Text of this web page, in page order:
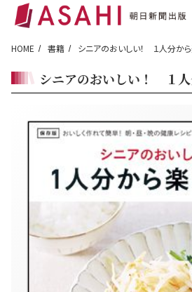
HOME 書籍 シニアのおいしい！ １人分か
シニアのおいしい！ １